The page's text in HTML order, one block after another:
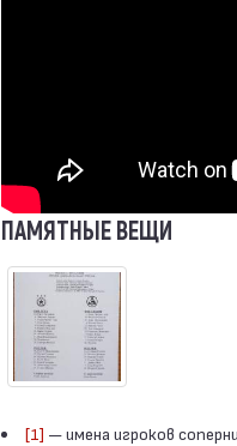
ПАМЯТНЫЕ ВЕЩИ
[1] — имена игроков